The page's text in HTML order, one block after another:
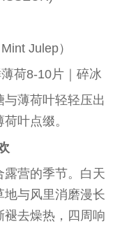
Julep）
荷8-10片｜碎冰
薄荷叶轻轻压出
叶点缀。
露营的季节。白天
与风里消磨漫长
褪去燥热，四周响